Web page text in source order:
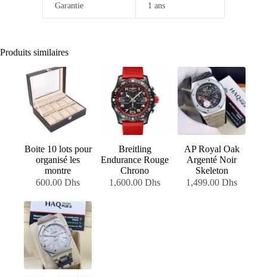
Garantie 1 ans
Produits similaires
Boite 10 lots pour
organisé les
montre
600.00Dhs
Breitling
Endurance Rouge
Chrono
1,600.00Dhs
AP Royal Oak
Argenté Noir
Skeleton
1,499.00Dhs